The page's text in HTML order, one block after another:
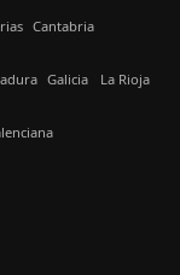
Cantabria
Galicia La Rioja